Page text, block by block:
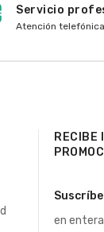
Servicio
Atención telefónica
RECIBE
en